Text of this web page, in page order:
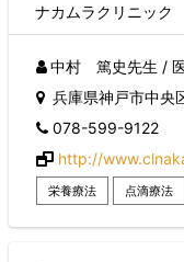
ナカムラクリニック
中村 篤史先生 /
兵庫県神戸市中
078-599-9122
http://
栄養療法 点滴療法